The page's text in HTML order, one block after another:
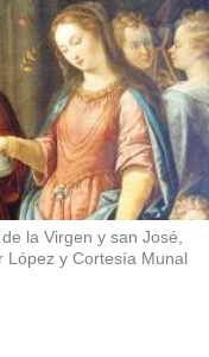
la Virgen y san José,
López y Cortesía Munal